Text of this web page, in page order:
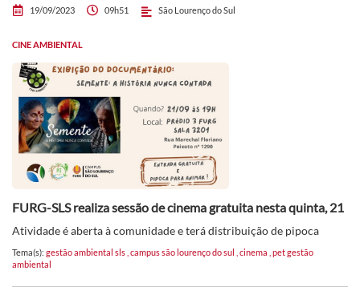
19/09/2023 09h51 São Lourenço do Sul
CINE AMBIENTAL
FURG-SLS realiza sessão de cinema gratuita nesta quinta, 21
Atividade é aberta à comunidade e terá distribuição de pipoca
Tema(s): gestão ambiental sls campus são lourenço do sul cinema pet gestão
ambiental